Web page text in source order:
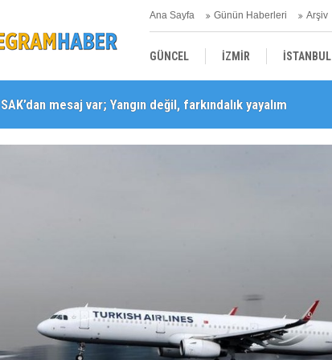
Ana Sayfa Günün Haberleri Arşiv
GÜNCEL İZMİR İSTANBUL
YEREL SAĞLIK
SAK’dan mesaj var; Yangın değil, farkındalık yayalım
Karabağlar ‘da Gazeteci Barış Selçuk saygıyla anıldı